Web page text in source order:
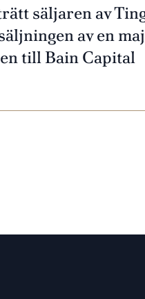
säljaren av
av en
till Bain Capital